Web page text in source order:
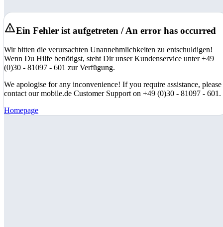
Ein Fehler ist aufgetreten / An error has occurred
Wir bitten die verursachten Unannehmlichkeiten zu entschuldigen!
Wenn Du Hilfe benötigst, steht Dir unser Kundenservice unter +49
(0)30 - 81097 - 601 zur Verfügung.
We apologise for any inconvenience! If you require assistance, please
contact our mobile.de Customer Support on +49 (0)30 - 81097 - 601.
Homepage